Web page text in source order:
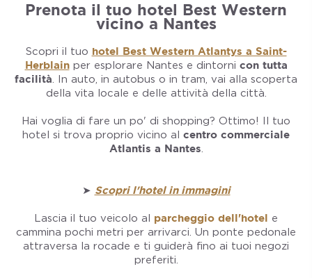
Prenota il tuo hotel Best Western
vicino a Nantes
Scopri il tuo hotel Best Western Atlantys a Saint-
Herblainper esplorare Nantes e dintorni con tutta
facilità. In auto, in autobus o in tram, vai alla scoperta
della vita locale e delle attività della città.
Hai voglia di fare un po' di shopping? Ottimo! Il tuo
hotel si trova proprio vicino al centro commerciale
Atlantis a Nantes.
➤ Scopri l'hotel in immagini
Lascia il tuo veicolo al parcheggio dell'hotel e
cammina pochi metri per arrivarci. Un ponte pedonale
attraversa la rocade e ti guiderà fino ai tuoi negozi
preferiti.